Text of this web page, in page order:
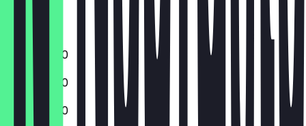
Samstag
Sonntag
11:00 - 20:00
11:00 - 20:00
11:00 - 20:00